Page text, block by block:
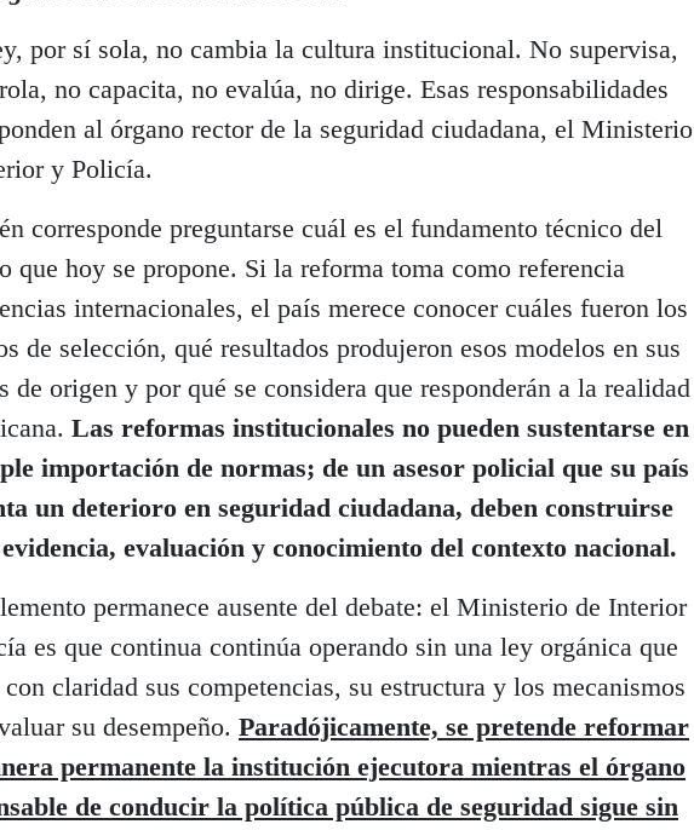
por sí sola, no cambia la cultura institucional. No supervisa,
no capacita, no evalúa, no dirige. Esas responsabilidades
al órgano rector de la seguridad ciudadana, el Ministerio
y Policía.
corresponde preguntarse cuál es el fundamento técnico del
que hoy se propone. Si la reforma toma como referencia
internacionales, el país merece conocer cuáles fueron los
de selección, qué resultados produjeron esos modelos en sus
de origen y por qué se considera que responderán a la realidad
Las reformas institucionales no pueden sustentarse en
importación de normas; de un asesor policial que su país
un deterioro en seguridad ciudadana, deben construirse
evaluación y conocimiento del contexto nacional.
permanece ausente del debate: el Ministerio de Interior
es que continua continúa operando sin una ley orgánica que
claridad sus competencias, su estructura y los mecanismos
su desempeño. Paradójicamente, se pretende reformar
permanente la institución ejecutora mientras el órgano
de conducir la política pública de seguridad sigue sin